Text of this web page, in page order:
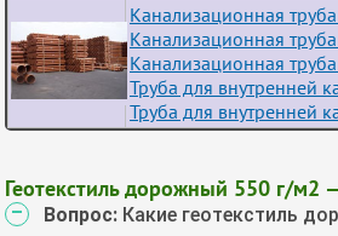
Канализационная
Канализационная
Канализационная
Труба для внутренней
Труба для внутренней
Геотекстиль дорожный 550 г/м2
Вопрос: Какие геотекстиль